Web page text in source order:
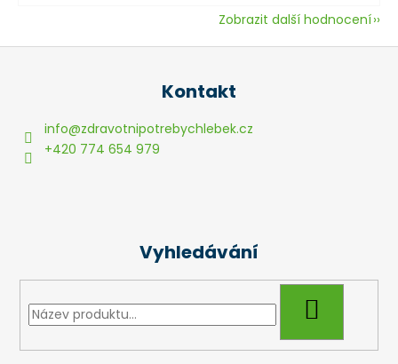
Zobrazit další hodnocení
Z
Kontakt
info@zdravotnipotrebychlebek.cz
+420 774 654 979
Vyhledávání